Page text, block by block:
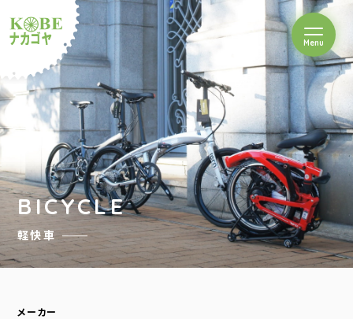
ルショップナカゴヤ
Menuを開閉
BICYCLE
軽快車
メーカー